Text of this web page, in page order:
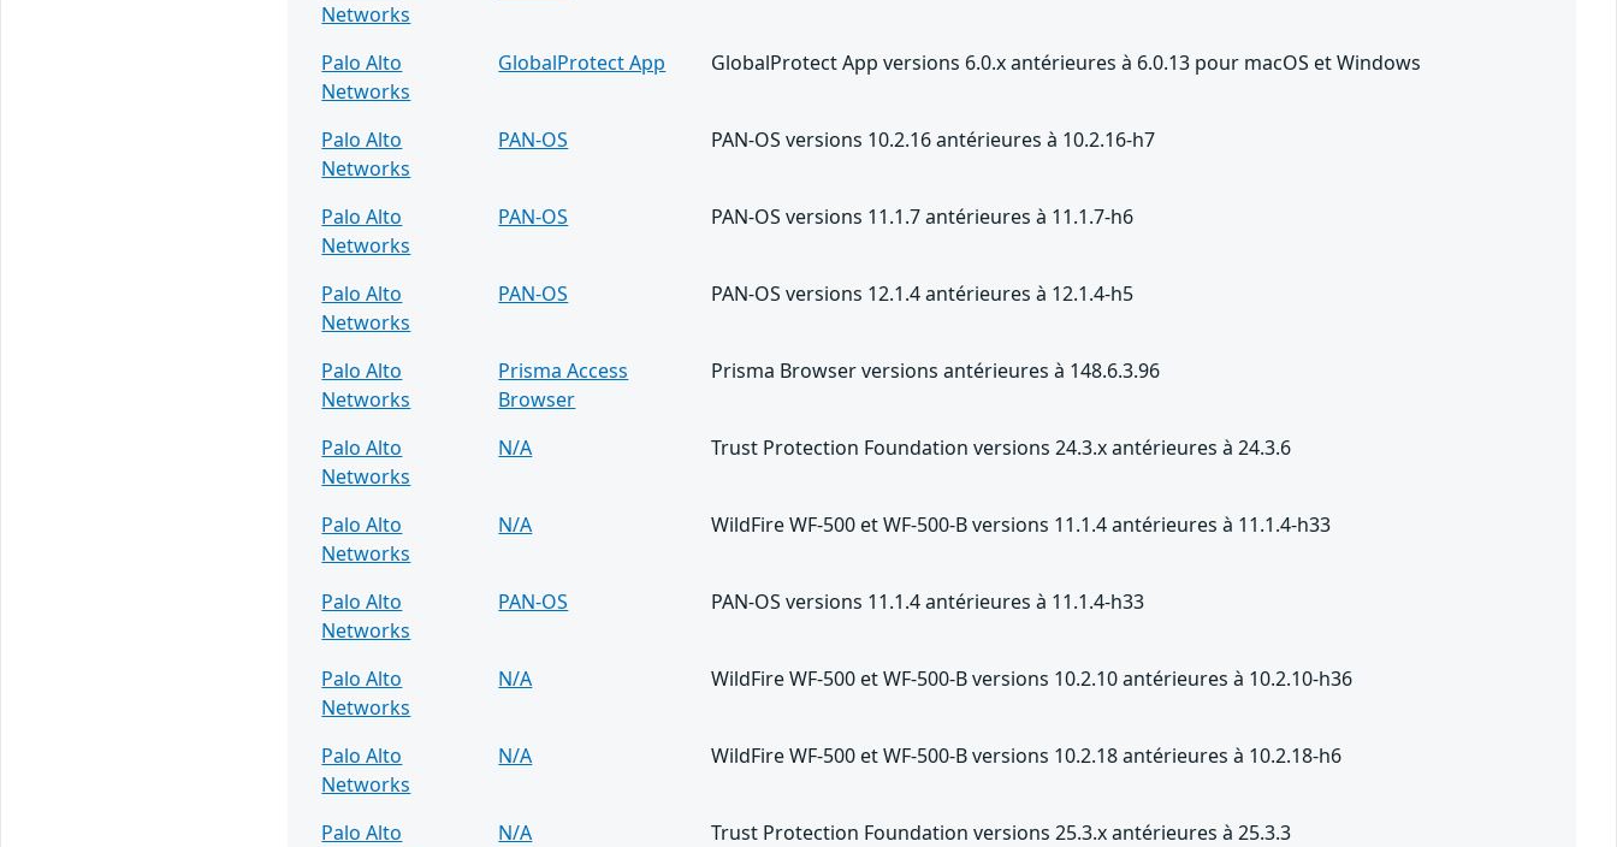
Networks
Palo Alto
Networks
GlobalProtect App GlobalProtect App versions 6.0.x antérieures à 6.0.13 pour macOS et Windows
Palo Alto
Networks
PAN-OS PAN-OS versions 10.2.16 antérieures à 10.2.16-h7
Palo Alto
Networks
PAN-OS PAN-OS versions 11.1.7 antérieures à 11.1.7-h6
Palo Alto
Networks
PAN-OS PAN-OS versions 12.1.4 antérieures à 12.1.4-h5
Palo Alto
Networks
Prisma Access
Browser
Prisma Browser versions antérieures à 148.6.3.96
Palo Alto
Networks
N/A Trust Protection Foundation versions 24.3.x antérieures à 24.3.6
Palo Alto
Networks
N/A WildFire WF-500 et WF-500-B versions 11.1.4 antérieures à 11.1.4-h33
Palo Alto
Networks
PAN-OS PAN-OS versions 11.1.4 antérieures à 11.1.4-h33
Palo Alto
Networks
N/A WildFire WF-500 et WF-500-B versions 10.2.10 antérieures à 10.2.10-h36
Palo Alto
Networks
N/A WildFire WF-500 et WF-500-B versions 10.2.18 antérieures à 10.2.18-h6
Palo Alto
N/A Trust Protection Foundation versions 25.3.x antérieures à 25.3.3